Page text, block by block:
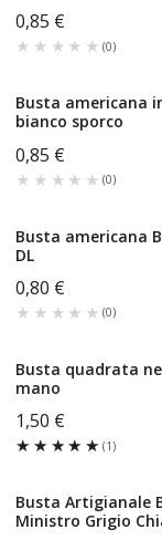
0,85 €
★★★★★
★★★★★ (0)
Busta americana
bianco sporco
0,85 €
★★★★★
★★★★★ (0)
Busta americana
DL
0,80 €
★★★★★
★★★★★ (0)
Busta quadrata
mano
1,50 €
★★★★★
★★★★★ (1)
Busta Artigianale
Ministro Grigio